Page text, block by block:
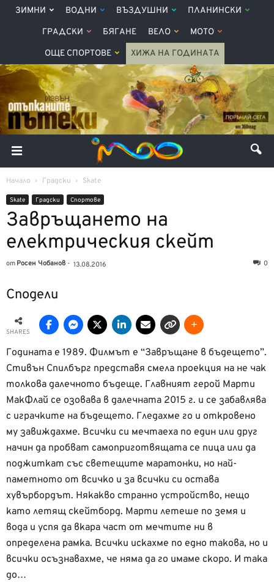
ЗИМНИ ВОДНИ ВЪЗДУШНИ ПЛАНИНСКИ
ГРАДСКИ БЯГАНЕ ВЕЛО МОТО
ОЩЕ СПОРТОВЕ ХИЖА НА ГОДИНАТА
Начало Градски Skate
Skate Градски Спортове
Завръщането на
електрическия скейт
от Росен Чобанов - 13.08.2016 0
Сподели
SHARES
Годината е 1989. Филмът е “Завръщане в бъдещето”.
Стивън Спилбърг представя смела проекция на не чак
толкова далечното бъдеще. Главният герой Mарти
МакФлай се озовава в далечната 2015 г. и се забавлява
с играчките на бъдещето. Гледахме го и откровено
му завиждахме. Всички си мечтаеха по един или друг
начин да пробват самоприготвящата се пица или да
поджиткат със светещите маратонки, но най-
паметното от всичко и за всички си остава
хувърбордът. Някакво странно устройство, нещо
като летящ скейтборд. Марти летеше по земя и
вода и успя да вкара част от мечтите ни в
определена рамка. Всички искахме по едно такова, но и
всички осъзнавахме, че няма да го имаме скоро. И така
до…